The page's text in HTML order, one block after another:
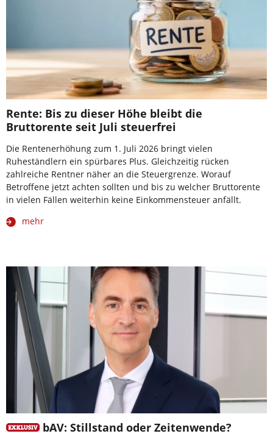
Rente: Bis zu dieser Höhe bleibt die
Bruttorente seit Juli steuerfrei
Die Rentenerhöhung zum 1. Juli 2026 bringt vielen
Ruheständlern ein spürbares Plus. Gleichzeitig rücken
zahlreiche Rentner näher an die Steuergrenze. Worauf
Betroffene jetzt achten sollten und bis zu welcher Bruttorente
in vielen Fällen weiterhin keine Einkommensteuer anfällt.
mehr
bAV: Stillstand oder Zeitenwende?